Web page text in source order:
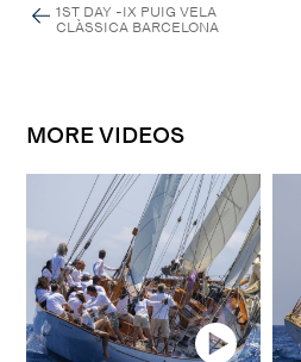
1ST DAY -IX PUIG VELA
CLÀSSICA BARCELONA
MORE VIDEOS